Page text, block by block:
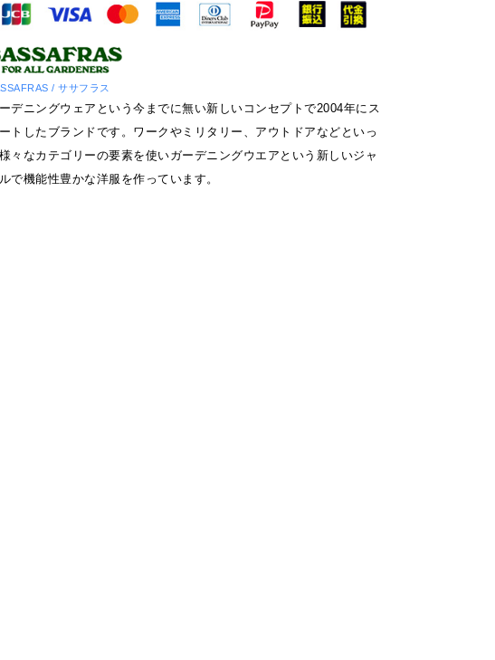
/ ササフラス
デニングウェアという今までに無い新しいコンセプトで2004年にス
トしたブランドです。ワークやミリタリー、アウトドアなどといっ
々なカテゴリーの要素を使いガーデニングウエアという新しいジャ
で機能性豊かな洋服を作っています。